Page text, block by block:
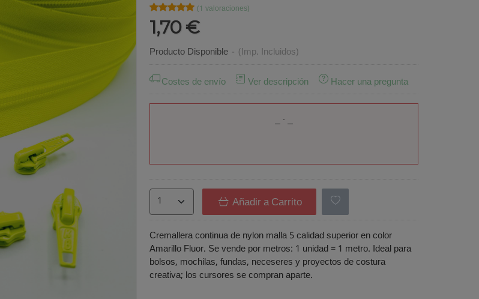
★★★★★
★★★★★ (1 valoraciones)
1,70 €
Producto Disponible - (Imp. Incluidos)
Costes de envío
Ver descripción Hacer una pregunta
Añadir a Carrito
Cremallera continua de nylon malla 5 calidad superior en color
Amarillo Fluor. Se vende por metros: 1 unidad = 1 metro. Ideal para
bolsos, mochilas, fundas, neceseres y proyectos de costura
creativa; los cursores se compran aparte.